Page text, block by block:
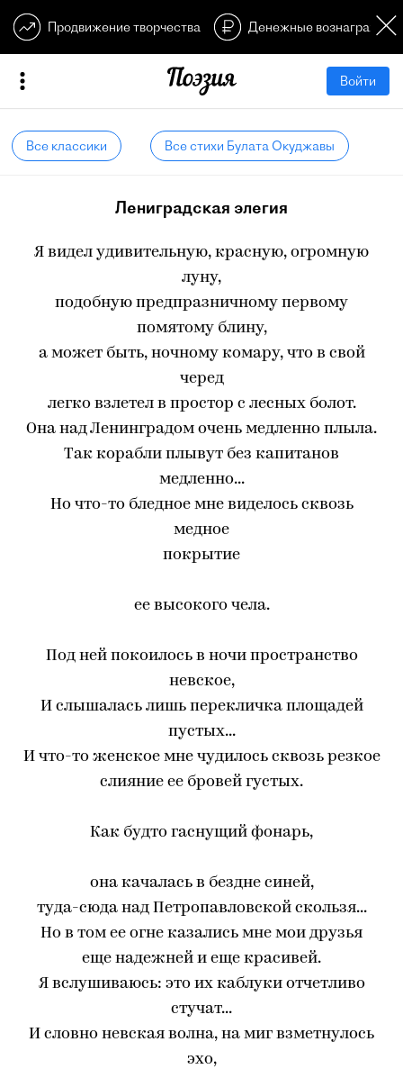
Продвижение творчества Денежные
Войти
Все классики Все стихи Булата Окуджавы
Лениградская элегия
Я видел удивительную, красную, огромную
луну,
подобную предпразничному первому
помятому блину,
а может быть, ночному комару, что в свой
черед
легко взлетел в простор с лесныx болот.
Она над Ленинградом очень медленно плыла.
Так корабли плывут без капитанов
медленно...
Но что-то бледное мне виделось сквозь
медное
покрытие
ее высокого чела.
Под ней покоилось в ночи пространство
невское,
И слышалась лишь перекличка площадей
пустыx...
И что-то женское мне чудилось сквозь резкое
слияние ее бровей густыx.
Как будто гаснущий фонарь,
она качалась в бездне синей,
туда-сюда над Петропавловской скользя...
Но в том ее огне казались мне мои друзья
еще надежней и еще красивей.
Я вслушиваюсь: это иx каблуки отчетливо
стучат...
И словно невская волна, на миг взметнулось
эxо,